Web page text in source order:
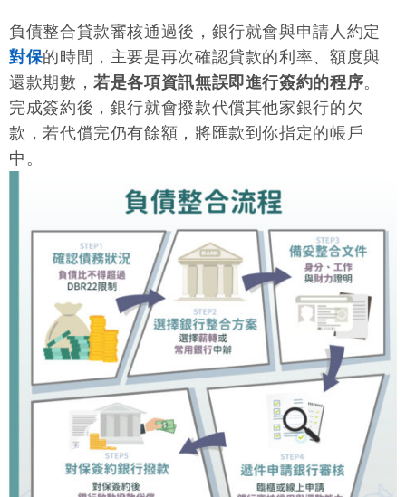
負債整合貸款審核通過後，銀行就會與申請人約定
對保的時間，主要是再次確認貸款的利率、額度與
還款期數，若是各項資訊無誤即進行簽約的程序。
完成簽約後，銀行就會撥款代償其他家銀行的欠
款，若代償完仍有餘額，將匯款到你指定的帳戶
中。